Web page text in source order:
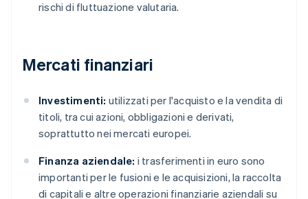
rischi di fluttuazione valutaria.
Mercati finanziari
Investimenti: utilizzati per l'acquisto e la vendita di
titoli, tra cui azioni, obbligazioni e derivati,
soprattutto nei mercati europei.
Finanza aziendale: i trasferimenti in euro sono
importanti per le fusioni e le acquisizioni, la raccolta
di capitali e altre operazioni finanziarie aziendali su